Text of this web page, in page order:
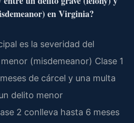
en Virginia?
es la severidad del
(misdemeanor) Clase 1
de cárcel y una multa
delito menor
2 conlleva hasta 6 meses